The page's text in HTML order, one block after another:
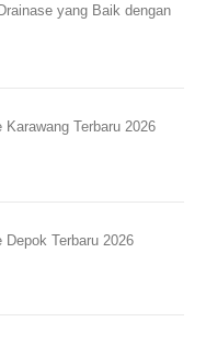
yang Baik dengan
Terbaru 2026
Terbaru 2026